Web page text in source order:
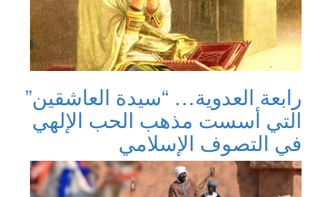
رابعة العدوية… “سيدة العاشقين”
التي أسست مذهب الحب الإلهي
في التصوف الإسلامي